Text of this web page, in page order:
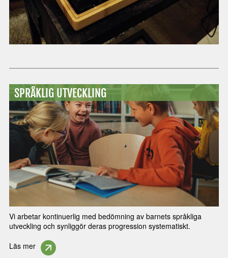
SPRÅKLIG UTVECKLING
Vi arbetar kontinuerlig med bedömning av barnets språkliga
utveckling och synliggör deras progression systematiskt.
Läs mer